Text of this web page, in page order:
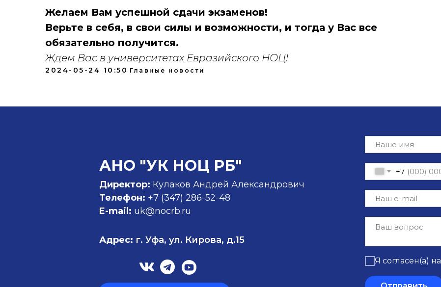
Желаем Вам успешной сдачи экзаменов!
Верьте в себя, в свои силы и возможности, и тогда у Вас все
обязательно получится.
Ждем Вас в университетах Евразийского НОЦ!
2024-05-24 10:50 Главные новости
+7
Я согласен(а) на
АНО "УК НОЦ РБ"
Директор: Кулаков Андрей Александрович
Телефон: +7 (347) 286-52-48
E-mail: uk@nocrb.ru
Адрес: г. Уфа, ул. Кирова, д.15